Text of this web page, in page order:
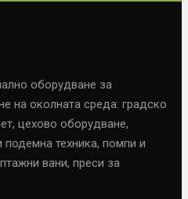
оборудване за
на околната среда: градско
цехово оборудване,
подемна техника, помпи и
вани, преси за